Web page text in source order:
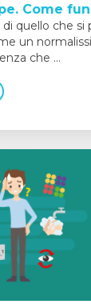
Come
quello che si
un
che ...